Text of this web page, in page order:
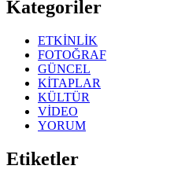
Kategoriler
ETKİNLİK
FOTOĞRAF
GÜNCEL
KİTAPLAR
KÜLTÜR
VİDEO
YORUM
Etiketler